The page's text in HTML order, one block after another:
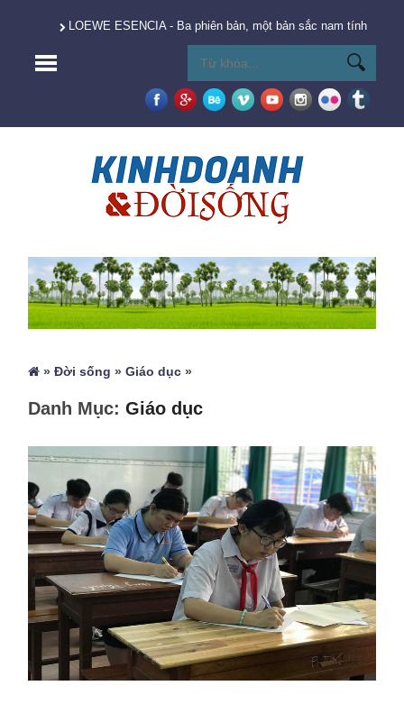
LOEWE ESENCIA - Ba phiên bản, một bản sắc nam tính vượt
»Đời sống »Giáo dục »
Danh Mục:Giáo dục